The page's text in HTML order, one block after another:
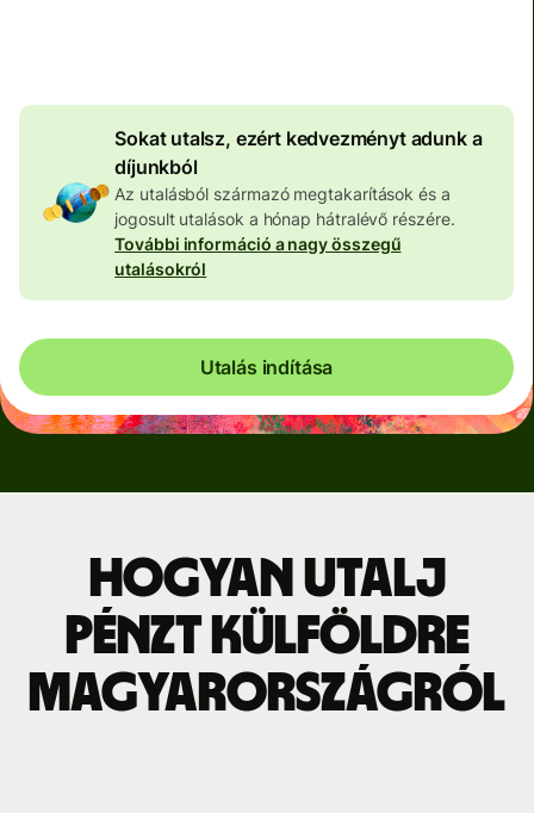
Sokat utalsz, ezért kedvezményt adunk a
díjunkból
Az utalásból származó megtakarítások és a
jogosult utalások a hónap hátralévő részére.
További információ a nagy összegű
utalásokról
Utalás indítása
Hogyan utalj
pénzt külföldre
Magyarországról